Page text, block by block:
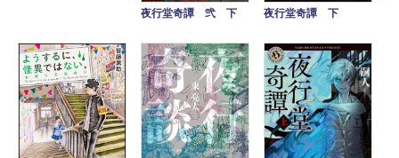
夜行堂奇譚 弐 下 夜行堂奇譚 下